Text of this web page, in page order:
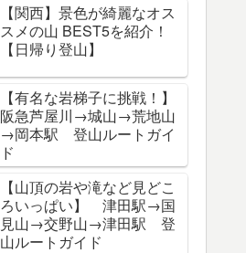
【関西】景色が綺麗なオス
スメの山 BEST5を紹介！
【日帰り登山】
【有名な岩梯子に挑戦！】
阪急芦屋川→城山→荒地山
→岡本駅 登山ルートガイ
ド
【山頂の岩や滝など見どこ
ろいっぱい】 津田駅→国
見山→交野山→津田駅 登
山ルートガイド